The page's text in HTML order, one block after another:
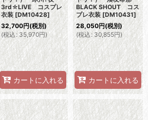
3rd☆LIVE コスプレ
衣装 [DM10428]
32,700円(税別)
(税込: 35,970円)
カートに入れる
BLACK SHOUT コス
プレ衣装 [DM10431]
28,050円(税別)
(税込 : 30,855円)
カートに入れる